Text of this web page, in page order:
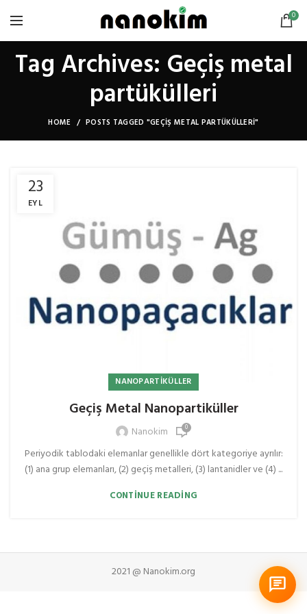
0
Tag Archives: Geçiş metal
partükülleri
HOME POSTS TAGGED "GEÇIŞ METAL PARTÜKÜLLERI"
23
EYL
NANOPARTIKÜLLER
Geçiş Metal Nanopartiküller
Nanokim 0
Periyodik tablodaki elemanlar genellikle dört kategoriye ayrılır:
(1) ana grup elemanları, (2) geçiş metalleri, (3) lantanidler ve (4) ...
CONTINUE READING
2021 @ Nanokim.org